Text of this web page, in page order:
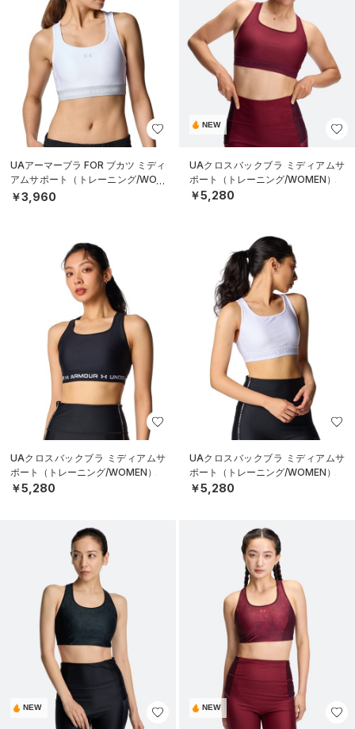
UAアーマーブラ FOR ブカツ ミディ
アムサポート（トレーニング/WOM
EN）
￥3,960
NEW
UAクロスバックブラ ミディアムサ
ポート（トレーニング/WOMEN）
￥5,280
UAクロスバックブラ ミディアムサ
ポート（トレーニング/WOMEN）
￥5,280
UAクロスバックブラ ミディアムサ
ポート（トレーニング/WOMEN）
￥5,280
NEW NEW